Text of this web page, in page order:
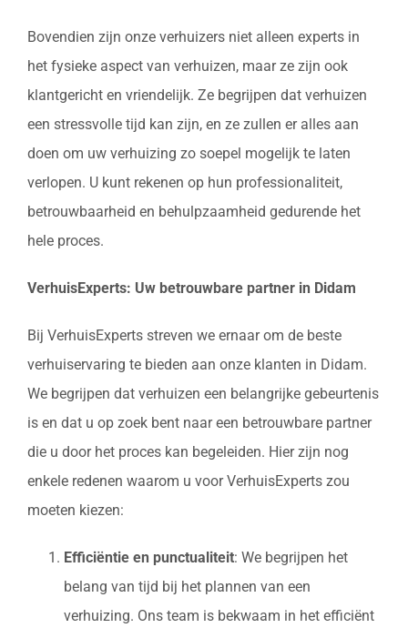
Bovendien zijn onze verhuizers niet alleen experts in
het fysieke aspect van verhuizen, maar ze zijn ook
klantgericht en vriendelijk. Ze begrijpen dat verhuizen
een stressvolle tijd kan zijn, en ze zullen er alles aan
doen om uw verhuizing zo soepel mogelijk te laten
verlopen. U kunt rekenen op hun professionaliteit,
betrouwbaarheid en behulpzaamheid gedurende het
hele proces.
VerhuisExperts: Uw betrouwbare partner in Didam
Bij VerhuisExperts streven we ernaar om de beste
verhuiservaring te bieden aan onze klanten in Didam.
We begrijpen dat verhuizen een belangrijke gebeurtenis
is en dat u op zoek bent naar een betrouwbare partner
die u door het proces kan begeleiden. Hier zijn nog
enkele redenen waarom u voor VerhuisExperts zou
moeten kiezen:
Efficiëntie en punctualiteit: We begrijpen het
belang van tijd bij het plannen van een
verhuizing. Ons team is bekwaam in het efficiënt